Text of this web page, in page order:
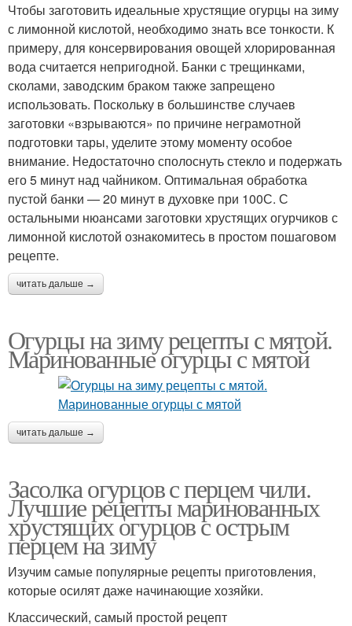
Чтобы заготовить идеальные хрустящие огурцы на зиму
с лимонной кислотой, необходимо знать все тонкости. К
примеру, для консервирования овощей хлорированная
вода считается непригодной. Банки с трещинками,
сколами, заводским браком также запрещено
использовать. Поскольку в большинстве случаев
заготовки «взрываются» по причине неграмотной
подготовки тары, уделите этому моменту особое
внимание. Недостаточно сполоснуть стекло и подержать
его 5 минут над чайником. Оптимальная обработка
пустой банки — 20 минут в духовке при 100С. С
остальными нюансами заготовки хрустящих огурчиков с
лимонной кислотой ознакомитесь в простом пошаговом
рецепте.
читать дальше →
Огурцы на зиму рецепты с мятой.
Маринованные огурцы с мятой
читать дальше →
Засолка огурцов с перцем чили.
Лучшие рецепты маринованных
хрустящих огурцов с острым
перцем на зиму
Изучим самые популярные рецепты приготовления,
которые осилят даже начинающие хозяйки.
Классический, самый простой рецепт